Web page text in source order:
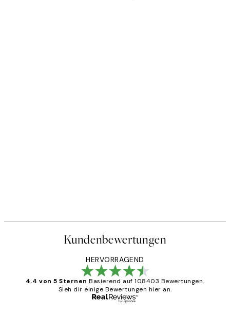
Kundenbewertungen
HERVORRAGEND
4.4 von 5 Sternen Basierend auf 108403 Bewertungen.
Sieh dir einige Bewertungen hier an.